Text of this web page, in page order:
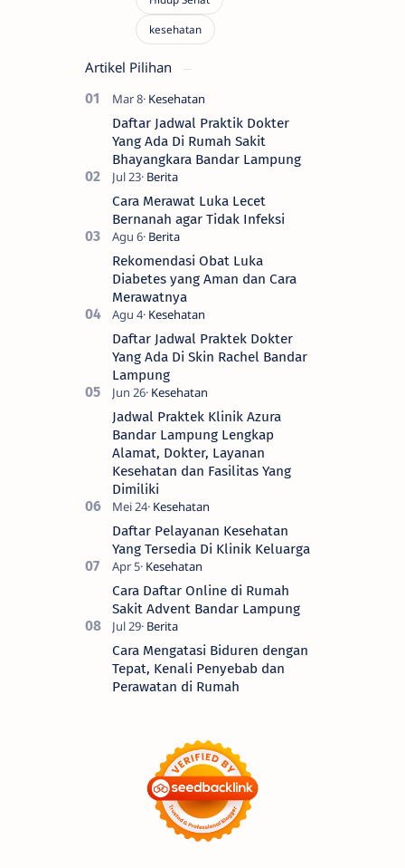
Artikel Pilihan
Daftar Jadwal Praktik Dokter
Yang Ada Di Rumah Sakit
Bhayangkara Bandar Lampung
Cara Merawat Luka Lecet
Bernanah agar Tidak Infeksi
Rekomendasi Obat Luka
Diabetes yang Aman dan Cara
Merawatnya
Daftar Jadwal Praktek Dokter
Yang Ada Di Skin Rachel Bandar
Lampung
Jadwal Praktek Klinik Azura
Bandar Lampung Lengkap
Alamat, Dokter, Layanan
Kesehatan dan Fasilitas Yang
Dimiliki
Daftar Pelayanan Kesehatan
Yang Tersedia Di Klinik Keluarga
Cara Daftar Online di Rumah
Sakit Advent Bandar Lampung
Cara Mengatasi Biduren dengan
Tepat, Kenali Penyebab dan
Perawatan di Rumah